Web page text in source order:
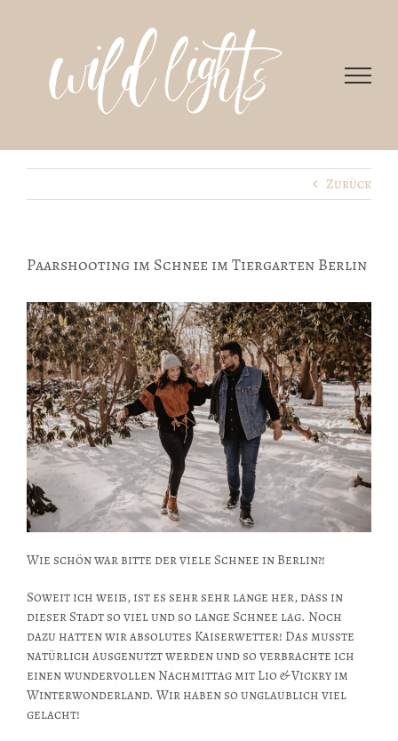
Zurück
Paarshooting im Schnee im Tiergarten Berlin
Wie schön war bitte der viele Schnee in Berlin?!
Soweit ich weiß, ist es sehr sehr lange her, dass in
dieser Stadt so viel und so lange Schnee lag. Noch
dazu hatten wir absolutes Kaiserwetter! Das musste
natürlich ausgenutzt werden und so verbrachte ich
einen wundervollen Nachmittag mit Lio & Vickry im
Winterwonderland. Wir haben so unglaublich viel
gelacht!